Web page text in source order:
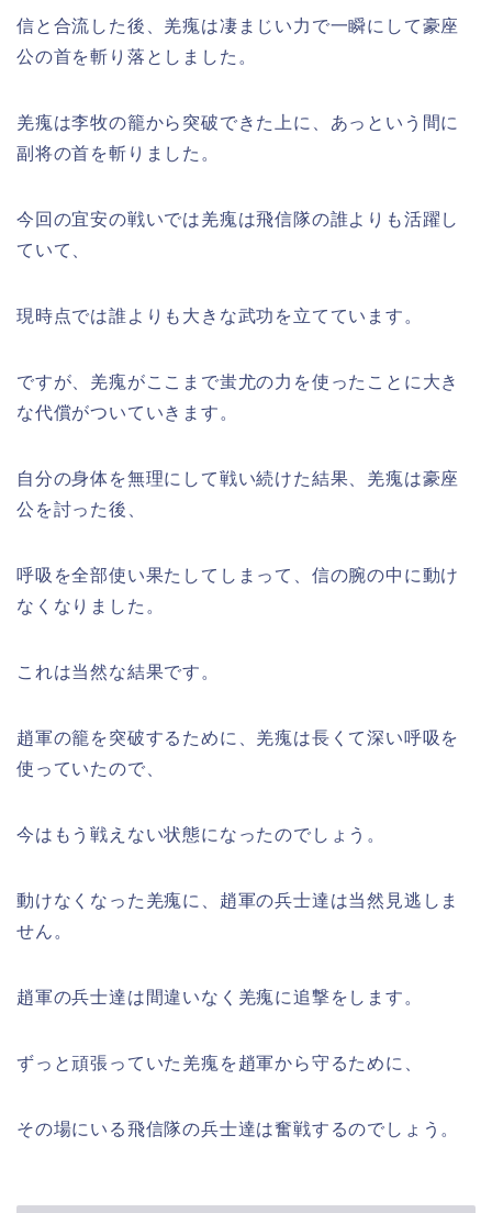
信と合流した後、羌瘣は凄まじい力で一瞬にして豪座
公の首を斬り落としました。
羌瘣は李牧の籠から突破できた上に、あっという間に
副将の首を斬りました。
今回の宜安の戦いでは羌瘣は飛信隊の誰よりも活躍し
ていて、
現時点では誰よりも大きな武功を立てています。
ですが、羌瘣がここまで蚩尤の力を使ったことに大き
な代償がついていきます。
自分の身体を無理にして戦い続けた結果、羌瘣は豪座
公を討った後、
呼吸を全部使い果たしてしまって、信の腕の中に動け
なくなりました。
これは当然な結果です。
趙軍の籠を突破するために、羌瘣は長くて深い呼吸を
使っていたので、
今はもう戦えない状態になったのでしょう。
動けなくなった羌瘣に、趙軍の兵士達は当然見逃しま
せん。
趙軍の兵士達は間違いなく羌瘣に追撃をします。
ずっと頑張っていた羌瘣を趙軍から守るために、
その場にいる飛信隊の兵士達は奮戦するのでしょう。